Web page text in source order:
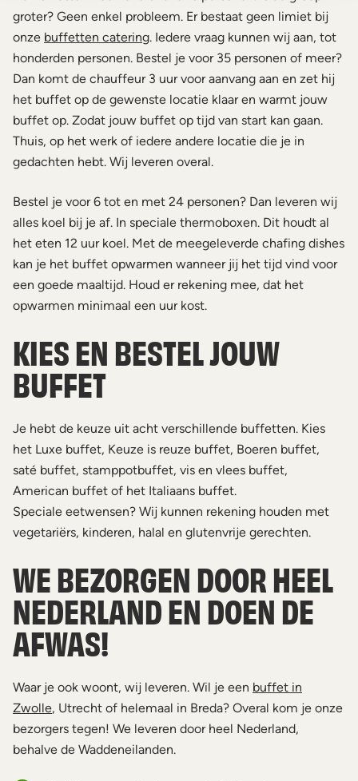
groter? Geen enkel probleem. Er bestaat geen limiet bij
onze buffetten catering. Iedere vraag kunnen wij aan, tot
honderden personen. Bestel je voor 35 personen of meer?
Dan komt de chauffeur 3 uur voor aanvang aan en zet hij
het buffet op de gewenste locatie klaar en warmt jouw
buffet op. Zodat jouw buffet op tijd van start kan gaan.
Thuis, op het werk of iedere andere locatie die je in
gedachten hebt. Wij leveren overal.
Bestel je voor 6 tot en met 24 personen? Dan leveren wij
alles koel bij je af. In speciale thermoboxen. Dit houdt al
het eten 12 uur koel. Met de meegeleverde chafing dishes
kan je het buffet opwarmen wanneer jij het tijd vind voor
een goede maaltijd. Houd er rekening mee, dat het
opwarmen minimaal een uur kost.
KIES EN BESTEL JOUW
BUFFET
Je hebt de keuze uit acht verschillende buffetten. Kies
het Luxe buffet, Keuze is reuze buffet, Boeren buffet,
saté buffet, stamppotbuffet, vis en vlees buffet,
American buffet of het Italiaans buffet.
Speciale eetwensen? Wij kunnen rekening houden met
vegetariërs, kinderen, halal en glutenvrije gerechten.
WE BEZORGEN DOOR HEEL
NEDERLAND EN DOEN DE
AFWAS!
Waar je ook woont, wij leveren. Wil je een buffet in
Zwolle, Utrecht of helemaal in Breda? Overal kom je onze
bezorgers tegen! We leveren door heel Nederland,
behalve de Waddeneilanden.